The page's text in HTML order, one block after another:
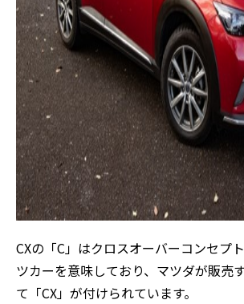
CXの「C」はクロスオーバーコンセプ
ツカーを意味しており、マツダが販売
て「CX」が付けられています。